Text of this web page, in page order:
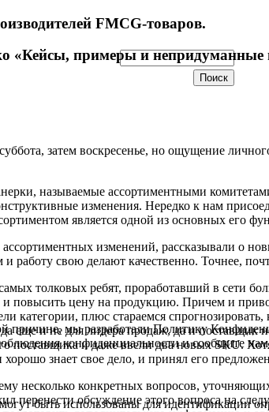
FMCG-товаров.
«Кейсы, примеры и
затем воскресенье, но ощущение
называемые ассортиментными
изменения. Нередко к нам
является одной из основных его
изменений, рассказывали о
работу свою делают качественно. Точнее,
толковых ребят, проработавший в сети
и повысить цену на продукцию. Причем и
категории, плюс стараемся
и не для лидера продаж, да и поставщик
поставщика и даже ввели два новых SKU.
знает свое дело, и принял его
несколько конкретных вопросов,
перенести обсуждение этого вопроса на
мы разработали Политику
конфиденциальности и сообщите
быть использованы для идентификации